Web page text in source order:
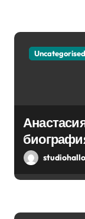
м
Uncategorised
studiohallo_